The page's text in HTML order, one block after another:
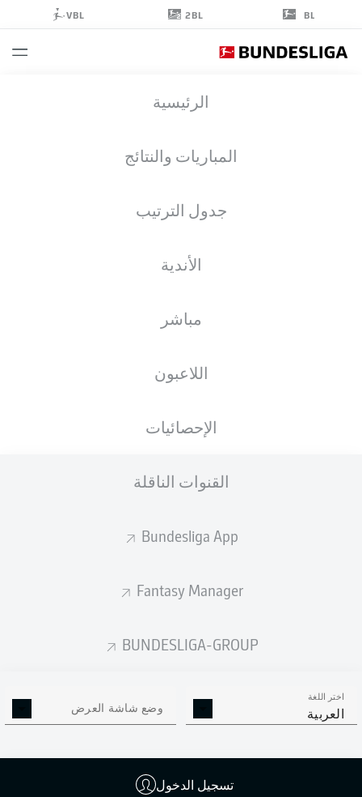
BL
2BL
VBL
الرئيسية
المباريات والنتائج
جدول الترتيب
الأندية
مباشر
اللاعبون
الإحصائيات
القنوات الناقلة
Bundesliga App
Fantasy Manager
BUNDESLIGA-GROUP
اختر اللغة
العربية وضع شاشة العرض
تسجيل الدخول
SAMBI LOKONGA
22.10.1999
إحصائيات موسم 2026/2027
الافتكاكات الناجحة